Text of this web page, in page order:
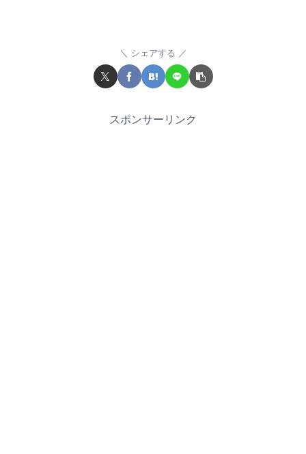
シェアする
スポンサーリンク